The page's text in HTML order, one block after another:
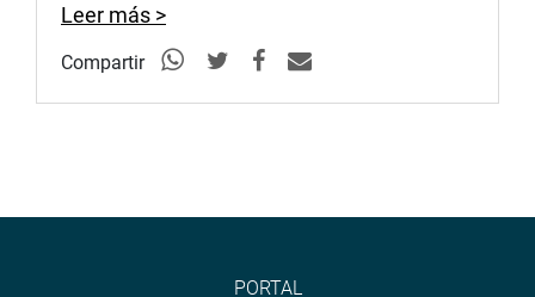
Leer más >
Compartir
PORTAL